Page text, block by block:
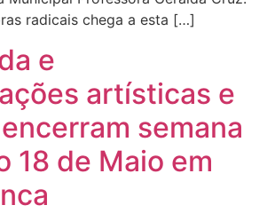
radicais chega a esta […]
e
artísticas e
semana
18 de Maio em